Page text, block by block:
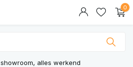
0
alles werkend